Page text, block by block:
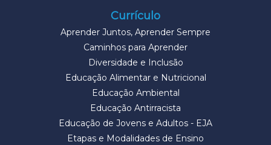
Currículo
Aprender Juntos, Aprender Sempre
Caminhos para Aprender
Diversidade e Inclusão
Educação Alimentar e Nutricional
Educação Ambiental
Educação Antirracista
Educação de Jovens e Adultos - EJA
Etapas e Modalidades de Ensino